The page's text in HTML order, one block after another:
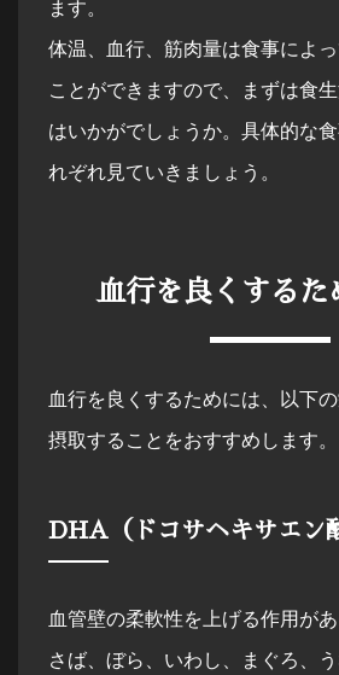
ます。
体温、血行、筋肉量は食事によ
ことができますので、まずは食
はいかがでしょうか。具体的な
れぞれ見ていきましょう。
血行を良くするた
血行を良くするためには、以下
摂取することをおすすめします。
DHA（ドコサヘキサエン
血管壁の柔軟性を上げる作用があ
さば、ぼら、いわし、まぐろ、